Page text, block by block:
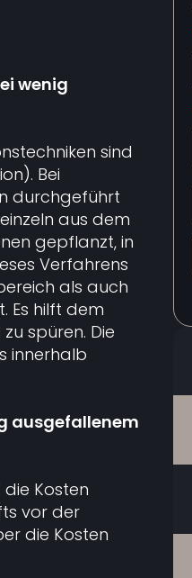
wenig
sind
Bei
durchgeführt
aus dem
gepflanzt, in
Verfahrens
als auch
Es hilft dem
spüren. Die
innerhalb
ausgefallenem
Kosten
vor der
die Kosten